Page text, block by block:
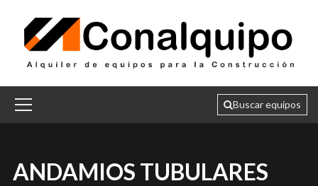
ANDAMIOS TUBULARES